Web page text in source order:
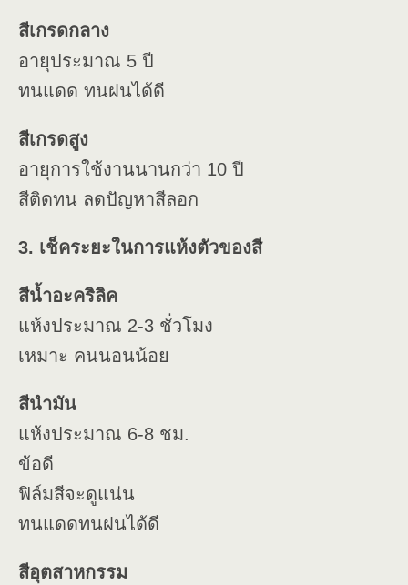
สีเกรดกลาง
อายุประมาณ 5 ปี
ทนแดด ทนฝนได้ดี
สีเกรดสูง
อายุการใช้งานนานกว่า 10 ปี
สีติดทน ลดปัญหาสีลอก
3. เช็คระยะในการแห้งตัวของสี
สีน้ำอะคริลิค
แห้งประมาณ 2-3 ชั่วโมง
เหมาะ คนนอนน้อย
สีนำมัน
แห้งประมาณ 6-8 ชม.
ข้อดี
ฟิล์มสีจะดูแน่น
ทนแดดทนฝนได้ดี
สีอุตสาหกรรม